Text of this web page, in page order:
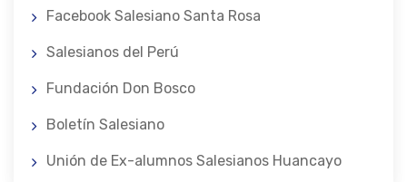
Facebook Salesiano Santa Rosa
Salesianos del Perú
Fundación Don Bosco
Boletín Salesiano
Unión de Ex-alumnos Salesianos Huancayo